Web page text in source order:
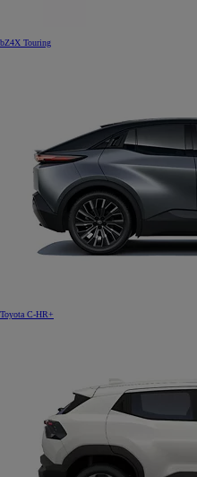
bZ4X Touring
Toyota C-HR+